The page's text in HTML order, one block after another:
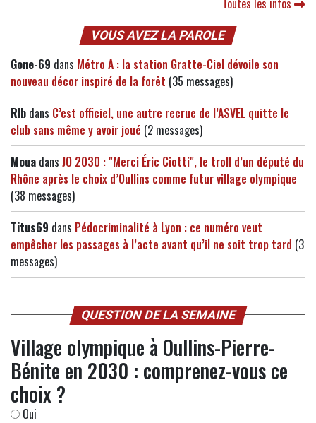
Toutes les infos
VOUS AVEZ LA PAROLE
Gone-69 dans Métro A : la station Gratte-Ciel dévoile son
nouveau décor inspiré de la forêt (35 messages)
Rlb dans C’est officiel, une autre recrue de l’ASVEL quitte le
club sans même y avoir joué (2 messages)
Moua dans JO 2030 : "Merci Éric Ciotti", le troll d’un député du
Rhône après le choix d’Oullins comme futur village olympique
(38 messages)
Titus69 dans Pédocriminalité à Lyon : ce numéro veut
empêcher les passages à l’acte avant qu’il ne soit trop tard (3
messages)
QUESTION DE LA SEMAINE
Village olympique à Oullins-Pierre-
Bénite en 2030 : comprenez-vous ce
choix ?
Oui